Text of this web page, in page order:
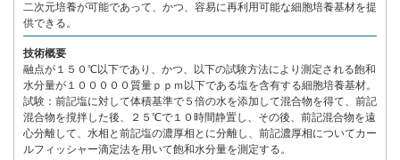
二次元培養が可能であって、かつ、容易に再利用可能な細胞培養基材を提
供できる。
技術概要
融点が１５０℃以下であり、かつ、以下の試験方法により測定される飽和
水分量が１０００００質量ｐｐｍ以下である塩を含有する細胞培養基材。
試験：前記塩に対して体積基準で５倍の水を添加して混合物を得て、前記
混合物を撹拌した後、２５℃で１０時間静置し、その後、前記混合物を遠
心分離して、水相と前記塩の濃厚相とに分離し、前記濃厚相についてカー
ルフィッシャー滴定法を用いて飽和水分量を測定する。